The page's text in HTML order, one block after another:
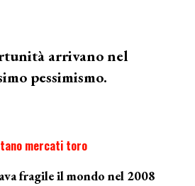
arrivano nel
pessimismo.
mercati toro
fragile il mondo nel 2008